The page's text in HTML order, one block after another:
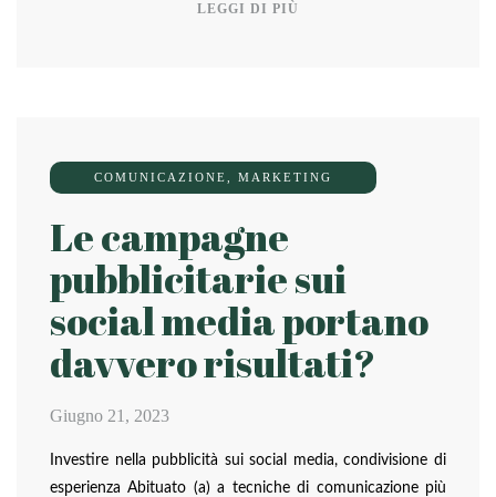
LEGGI DI PIÙ
COMUNICAZIONE MARKETING
Le campagne
pubblicitarie sui
social media portano
davvero risultati?
Giugno 21, 2023
Investire nella pubblicità sui social media, condivisione di
esperienza Abituato (a) a tecniche di comunicazione più